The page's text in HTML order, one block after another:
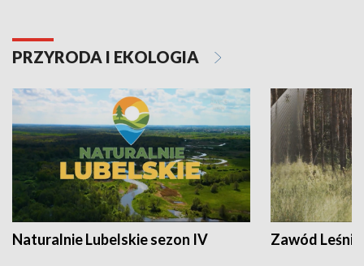
PRZYRODA I EKOLOGIA
Naturalnie Lubelskie sezon IV Zawód Leśnik